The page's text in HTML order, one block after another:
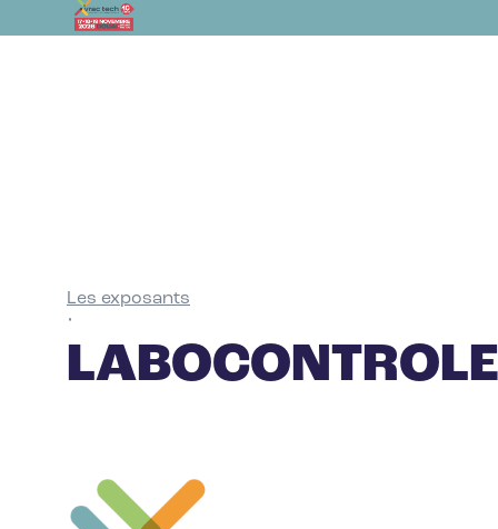
Les exposants
•
LABOCONTROLE